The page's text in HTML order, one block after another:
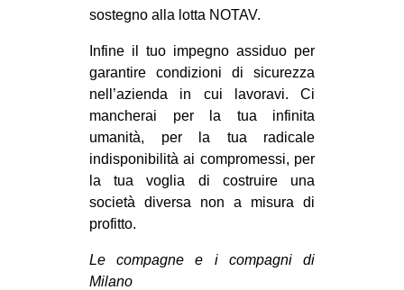
sostegno alla lotta NOTAV.
Infine il tuo impegno assiduo per
garantire condizioni di sicurezza
nell’azienda in cui lavoravi. Ci
mancherai per la tua infinita
umanità, per la tua radicale
indisponibilità ai compromessi, per
la tua voglia di costruire una
società diversa non a misura di
profitto.
Le compagne e i compagni di
Milano